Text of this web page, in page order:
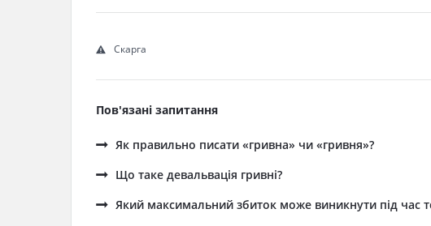
Скарга
Пов'язані запитання
Як правильно писати «гривна» чи «гривня»?
Що таке девальвація гривні?
Який максимальний збиток може виникнути під час